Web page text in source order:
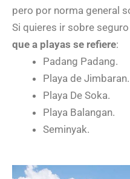
pero por norma general
Si quieres ir sobre
que a playas se refiere:
Padang Padang.
Playa de Jimbaran.
Playa De Soka.
Playa Balangan.
Seminyak.